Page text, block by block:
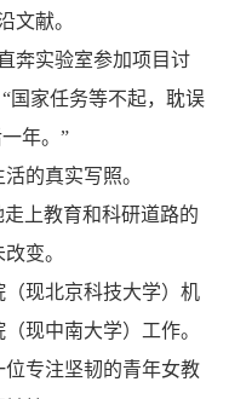
文献。
奔实验室参加项目讨
国家任务等不起，耽误
年。”
的真实写照。
上教育和科研道路的
变。
（现北京科技大学）机
现中南大学）工作。
专注坚韧的青年女教